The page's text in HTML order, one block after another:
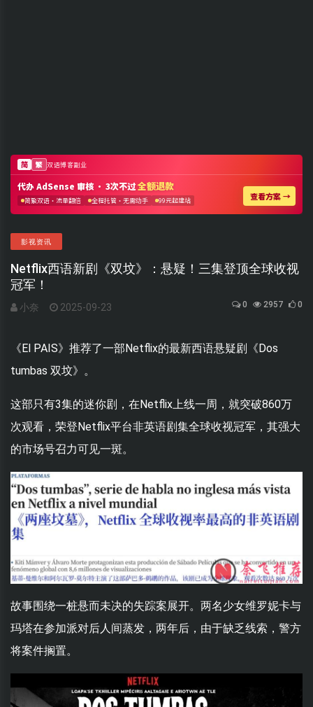
影视资讯
Netflix西语新剧《双坟》：悬疑！三集登顶全球收视
冠军！
小奈 2025-09-23 0 2957 0
《El PAIS》推荐了一部Netflix的最新西语悬疑剧《Dos
tumbas 双坟》。
这部只有3集的迷你剧，在Netflix上线一周，就突破860万
次观看，荣登Netflix平台非英语剧集全球收视冠军，其强大
的市场号召力可见一斑。
故事围绕一桩悬而未决的失踪案展开。两名少女维罗妮卡与
玛塔在参加派对后人间蒸发，两年后，由于缺乏线索，警方
将案件搁置。